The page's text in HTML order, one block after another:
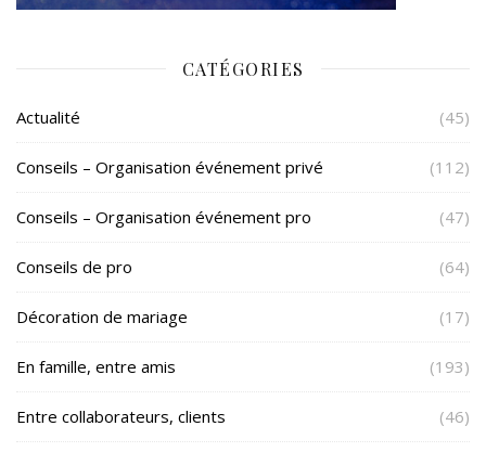
CATÉGORIES
Actualité (45)
Conseils – Organisation événement privé (112)
Conseils – Organisation événement pro (47)
Conseils de pro (64)
Décoration de mariage (17)
En famille, entre amis (193)
Entre collaborateurs, clients (46)